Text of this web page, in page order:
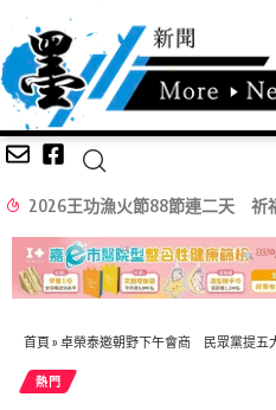
首頁 » 卓榮泰邀朝野下午會商 民眾黨提五大
熱門